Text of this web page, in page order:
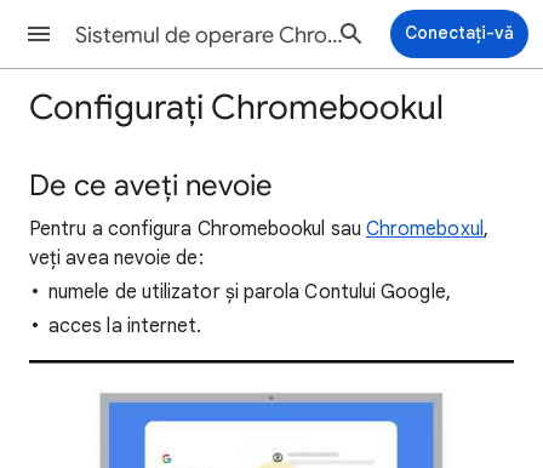
Sistemul de operare Chrome Ajutor Conectați-vă
Configurați Chromebookul
De ce aveți nevoie
Pentru a configura Chromebookul sau Chromeboxul,
veți avea nevoie de:
numele de utilizator și parola Contului Google,
acces la internet.